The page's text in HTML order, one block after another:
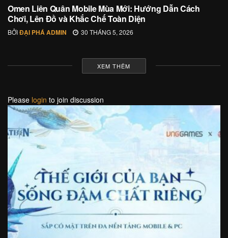
Omen Liên Quân Mobile Mùa Mới: Hướng Dẫn Cách
Chơi, Lên Đồ và Khắc Chế Toàn Diện
BỞIĐẠI PHÁ ADMIN 30 THÁNG 5, 2026
XEM THÊM
Please login to join discussion